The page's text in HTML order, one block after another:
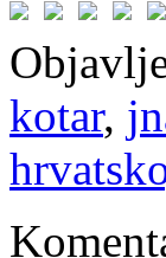
kotar,